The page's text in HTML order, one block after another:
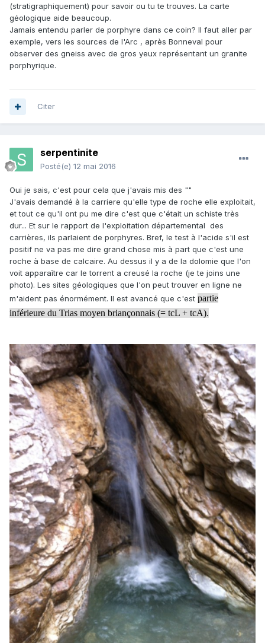
(stratigraphiquement) pour savoir ou tu te trouves. La carte
géologique aide beaucoup.
Jamais entendu parler de porphyre dans ce coin? Il faut aller par
exemple, vers les sources de l'Arc , après Bonneval pour
observer des gneiss avec de gros yeux représentant un granite
porphyrique.
Citer
serpentinite
Posté(e) 12 mai 2016
Oui je sais, c'est pour cela que j'avais mis des ""
J'avais demandé à la carriere qu'elle type de roche elle exploitait,
et tout ce qu'il ont pu me dire c'est que c'était un schiste très
dur... Et sur le rapport de l'exploitation départemental des
carrières, ils parlaient de porphyres. Bref, le test à l'acide s'il est
positif ne va pas me dire grand chose mis à part que c'est une
roche à base de calcaire. Au dessus il y a de la dolomie que l'on
voit apparaître car le torrent a creusé la roche (je te joins une
photo). Les sites géologiques que l'on peut trouver en ligne ne
m'aident pas énormément. Il est avancé que c'est partie
inférieure du Trias moyen briançonnais (= tcL + tcA).